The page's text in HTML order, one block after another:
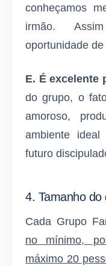
conheçamos
irmão.
oportunidade
E. É excelente
do grupo, o
amoroso,
ambiente
futuro
4. Tamanho do
Cada Grupo
no mínimo,
máximo 20